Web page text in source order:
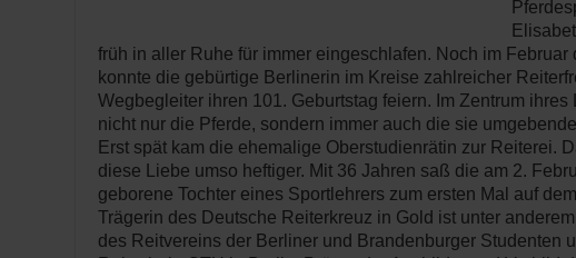
früh in aller Ruhe für immer eingeschlafen. Noch im Februar
konnte die gebürtige Berlinerin im Kreise zahlreicher
Wegbegleiter ihren 101. Geburtstag feiern. Im Zentrum ihres
nicht nur die Pferde, sondern immer auch die sie
Erst spät kam die ehemalige Oberstudienrätin zur Reiterei.
diese Liebe umso heftiger. Mit 36 Jahren saß die am 2.
geborene Tochter eines Sportlehrers zum ersten Mal auf
Trägerin des Deutsche Reiterkreuz in Gold ist unter
des Reitvereins der Berliner und Brandenburger Studenten